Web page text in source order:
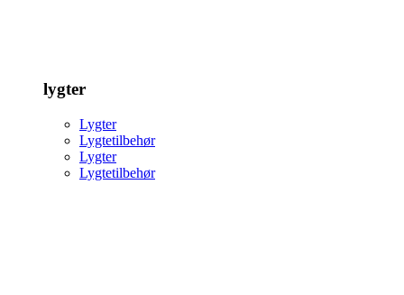
lygter
Lygter
Lygtetilbehør
Lygter
Lygtetilbehør